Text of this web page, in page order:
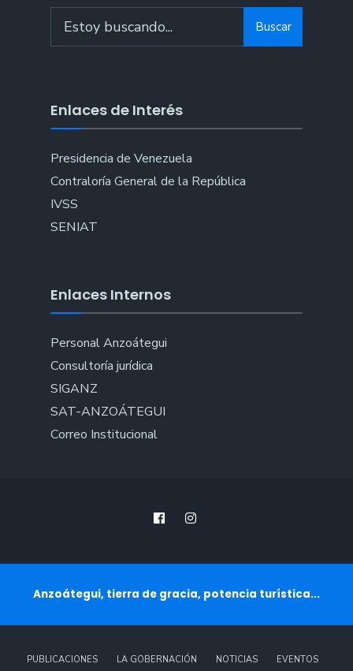
for:
Buscar
Enlaces de Interés
Presidencia de Venezuela
Contraloría General de la República
IVSS
SENIAT
Enlaces Internos
Personal Anzoátegui
Consultoría jurídica
SIGANZ
SAT-ANZOÁTEGUI
Correo Institucional
Anzoátegui, tierra de gracia, potencia turística...
PUBLICACIONES LA GOBERNACIÓN NOTICIAS EVENTOS